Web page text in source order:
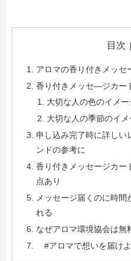
目次
アロマの香り付きメッセ
香り付きメッセ―ジカー
大切な人の色のイメ
大切な人の季節のイ
申し込み完了時に詳しい
ンドの参考に
香り付きメッセージカー
点あり
メッセージ届くのに時
れる
なぜアロマ環境協会は無
#アロマで想いを届け